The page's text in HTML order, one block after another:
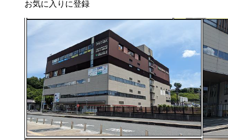
お気に入りに登録